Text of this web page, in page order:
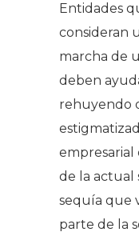
Entidades
consideran
marcha de
deben
rehuyendo
empresarial
de la actual
sequía que
parte de la